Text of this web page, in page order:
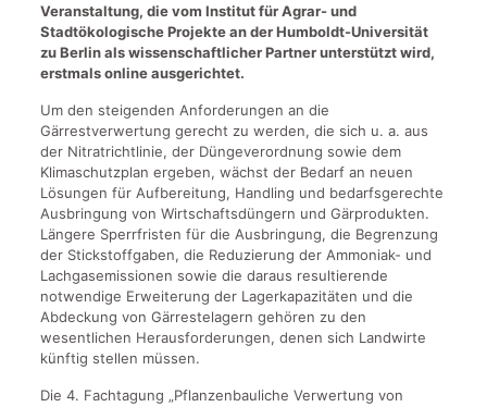
Veranstaltung, die vom Institut für Agrar- und
Stadtökologische Projekte an der Humboldt-Universität
zu Berlin als wissenschaftlicher Partner unterstützt wird,
erstmals online ausgerichtet.
Um den steigenden Anforderungen an die
Gärrestverwertung gerecht zu werden, die sich u. a. aus
der Nitratrichtlinie, der Düngeverordnung sowie dem
Klimaschutzplan ergeben, wächst der Bedarf an neuen
Lösungen für Aufbereitung, Handling und bedarfsgerechte
Ausbringung von Wirtschaftsdüngern und Gärprodukten.
Längere Sperrfristen für die Ausbringung, die Begrenzung
der Stickstoffgaben, die Reduzierung der Ammoniak- und
Lachgasemissionen sowie die daraus resultierende
notwendige Erweiterung der Lagerkapazitäten und die
Abdeckung von Gärrestelagern gehören zu den
wesentlichen Herausforderungen, denen sich Landwirte
künftig stellen müssen.
Die 4. Fachtagung „Pflanzenbauliche Verwertung von